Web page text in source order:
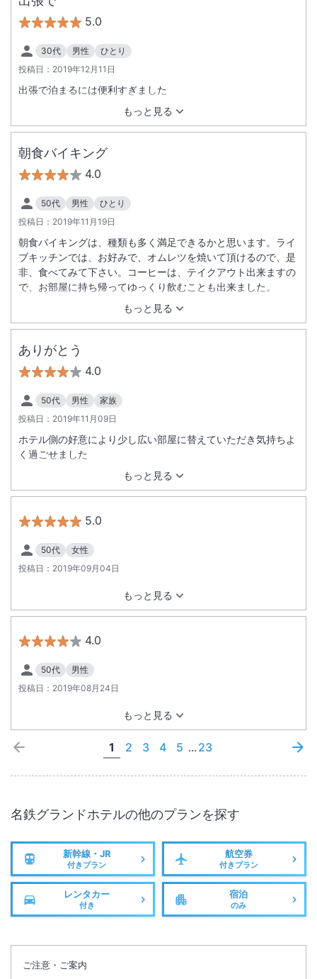
5.0
30代 男性
ひとり
投稿日： 2019年12月11日
もっと見る
出張で泊まるには便利すぎました
朝食バイキング
4.0
50代 男性
ひとり
投稿日： 2019年11月19日
もっと見る
朝食バイキングは、種類も多く満足できるかと思います。ライ
ブキッチンでは、お好みで、オムレツを焼いて頂けるので、是
非、食べてみて下さい。コーヒーは、テイクアウト出来ますの
で、お部屋に持ち帰ってゆっくり飲むことも出来ました。
ありがとう
4.0
50代 男性
家族
投稿日： 2019年11月09日
もっと見る
ホテル側の好意により少し広い部屋に替えていただき気持ちよ
く過ごせました
5.0
50代
女性
投稿日： 2019年09月04日
もっと見る
4.0
50代
男性
投稿日： 2019年08月24日
もっと見る
1 2 3 4 5 ... 23
名鉄グランドホテルの他のプランを探す
新幹線・JR
付きプラン
航空券
付きプラン
レンタカー
付き
宿泊
のみ
ご注意・ご案内